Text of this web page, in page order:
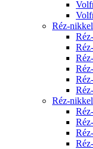
Réz-
Réz-